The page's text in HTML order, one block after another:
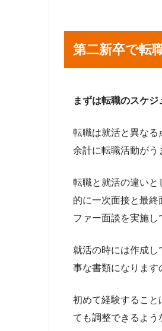
第二新卒で転
まずは転職のスケジ
転職は就活と異なる
余計に転職活動がう
転職と就活の違いと
的に一次面接と最
ファー面談を実施し
就活の時には作成
事な書類になります
初めて経験すること
ても調整できるよう